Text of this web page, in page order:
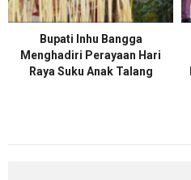
Bupati Inhu Bangga
Menghadiri Perayaan Hari
Raya Suku Anak Talang